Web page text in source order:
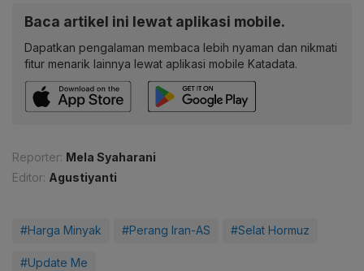
Baca artikel ini lewat aplikasi mobile.
Dapatkan pengalaman membaca lebih nyaman dan nikmati
fitur menarik lainnya lewat aplikasi mobile Katadata.
Reporter: Mela Syaharani
Editor: Agustiyanti
#Harga Minyak #Perang Iran-AS #Selat Hormuz
#Update Me